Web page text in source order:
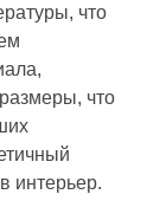
что
что
интерьер.